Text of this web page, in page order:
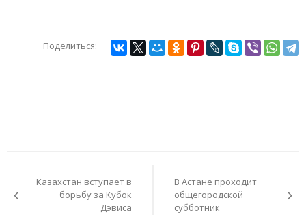
Поделиться:
записямКазахстан вступает в
борьбу за Кубок
Дэвиса
В Астане проходит
общегородской
субботник